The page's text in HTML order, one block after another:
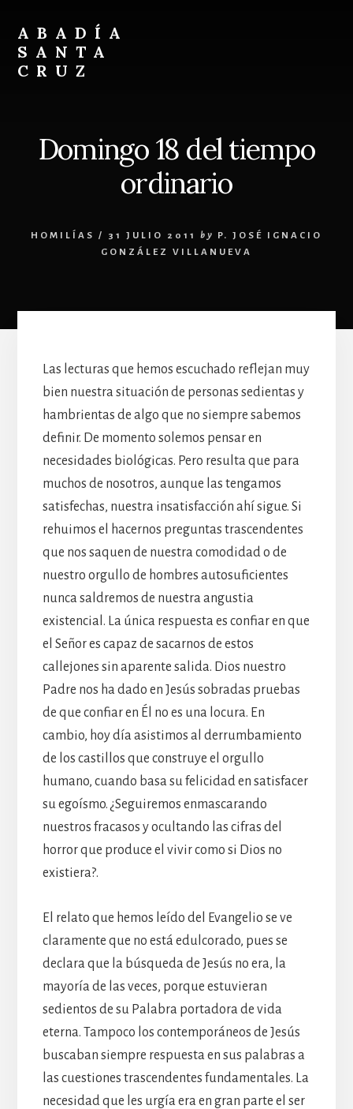
content
footer
ABADÍA
SANTA
CRUZ
Domingo 18 del tiempo
ordinario
HOMILÍAS / 31 JULIO 2011 by
P. JOSÉ IGNACIO
GONZÁLEZ VILLANUEVA
Las lecturas que hemos escuchado reflejan muy
bien nuestra situación de personas sedientas y
hambrientas de algo que no siempre sabemos
definir. De momento solemos pensar en
necesidades biológicas. Pero resulta que para
muchos de nosotros, aunque las tengamos
satisfechas, nuestra insatisfacción ahí sigue. Si
rehuimos el hacernos preguntas trascendentes
que nos saquen de nuestra comodidad o de
nuestro orgullo de hombres autosuficientes
nunca saldremos de nuestra angustia
existencial. La única respuesta es confiar en que
el Señor es capaz de sacarnos de estos
callejones sin aparente salida. Dios nuestro
Padre nos ha dado en Jesús sobradas pruebas
de que confiar en Él no es una locura. En
cambio, hoy día asistimos al derrumbamiento
de los castillos que construye el orgullo
humano, cuando basa su felicidad en satisfacer
su egoísmo. ¿Seguiremos enmascarando
nuestros fracasos y ocultando las cifras del
horror que produce el vivir como si Dios no
existiera?.
El relato que hemos leído del Evangelio se ve
claramente que no está edulcorado, pues se
declara que la búsqueda de Jesús no era, la
mayoría de las veces, porque estuvieran
sedientos de su Palabra portadora de vida
eterna. Tampoco los contemporáneos de Jesús
buscaban siempre respuesta en sus palabras a
las cuestiones trascendentes fundamentales. La
necesidad que les urgía era en gran parte el ser